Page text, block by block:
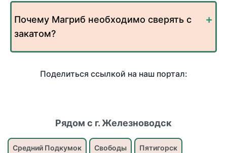
Почему Магриб необходимо сверять с
закатом?
Поделиться ссылкой на наш портал:
Рядом с г. Железноводск
Средний Подкумок Свободы Пятигорск